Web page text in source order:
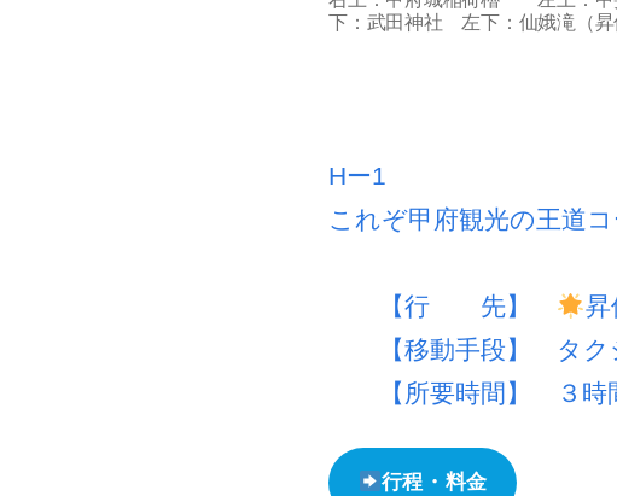
下：武田神社 左下：仙娥滝（昇
Hー1
これぞ甲府観光の王道コ
【行 先】
【移動手段】 タク
【所要時間】 ３時
行程・料金